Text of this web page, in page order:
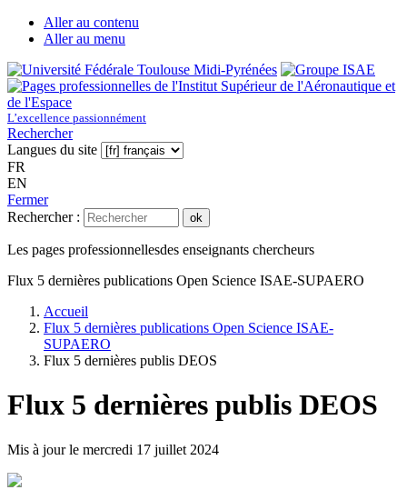
Aller au contenu
Aller au menu
L’excellence passionnément
Rechercher
Langues du site
FR
EN
Fermer
Rechercher :
ok
Les pages professionnellesdes enseignants chercheurs
Flux 5 dernières publications Open Science ISAE-SUPAERO
Accueil
Flux 5 dernières publications Open Science ISAE-
SUPAERO
Flux 5 dernières publis DEOS
Flux 5 dernières publis DEOS
Mis à jour le mercredi 17 juillet 2024